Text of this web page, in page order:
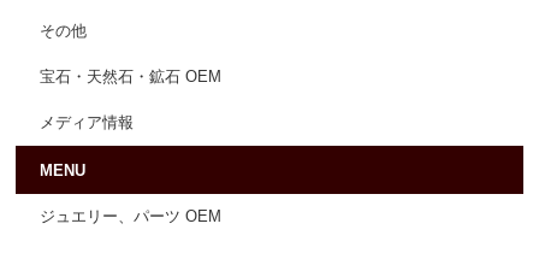
その他
宝石・天然石・鉱石 OEM
メディア情報
MENU
ジュエリー、パーツ OEM